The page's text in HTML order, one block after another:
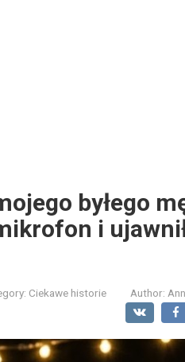
byłego
i
Ciekawe historie Author: